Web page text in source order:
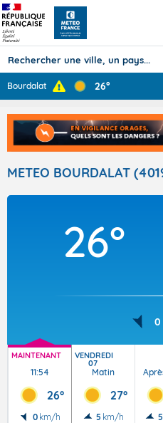
TOUS LES
Bourdalat 26°
METEO BOURDALAT
26°
0
MAINTENANT
11:54
26°
0 km/h
VENDREDI
07
Matin
27°
5 km/h 5